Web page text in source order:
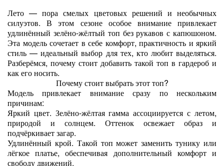
Лето — пора смелых цветовых решений и необычных
силуэтов. В этом сезоне особое внимание привлекает
удлинённый зелёно‑жёлтый топ без рукавов с капюшоном.
Эта модель сочетает в себе комфорт, практичность и яркий
стиль — идеальный выбор для тех, кто любит выделяться.
Разберёмся, почему стоит добавить такой топ в гардероб и
как его носить.
Почему стоит выбрать этот топ?
Модель привлекает внимание сразу по нескольким
причинам:
Яркий цвет. Зелёно‑жёлтая гамма ассоциируется с летом,
природой и солнцем. Оттенок освежает образ и
подчёркивает загар.
Удлинённый крой. Такой топ может заменить тунику или
лёгкое платье, обеспечивая дополнительный комфорт и
свободу движений.